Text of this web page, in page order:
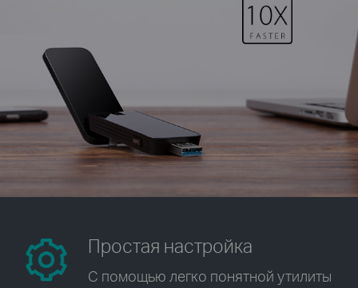
Простая настройка
С помощью легко понятной утилиты